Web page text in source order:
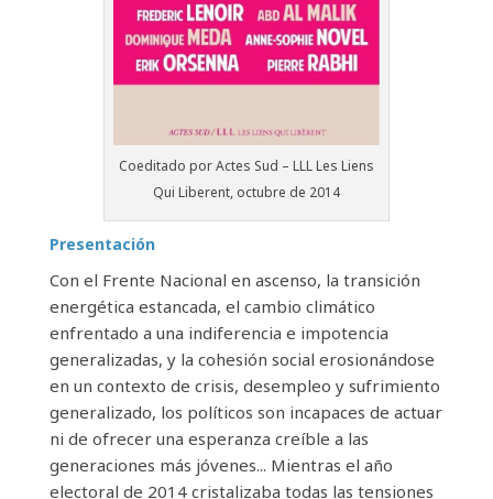
Coeditado por Actes Sud – LLL Les Liens
Qui Liberent, octubre de 2014
Presentación
Con el Frente Nacional en ascenso, la transición
energética estancada, el cambio climático
enfrentado a una indiferencia e impotencia
generalizadas, y la cohesión social erosionándose
en un contexto de crisis, desempleo y sufrimiento
generalizado, los políticos son incapaces de actuar
ni de ofrecer una esperanza creíble a las
generaciones más jóvenes... Mientras el año
electoral de 2014 cristalizaba todas las tensiones